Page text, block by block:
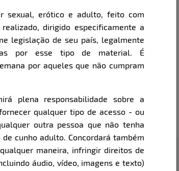
sexual, erótico e adulto, feito com
dirigido especificamente a
legislação de seu país, legalmente
por esse tipo de material. É
por aqueles que não cumpram
plena responsabilidade sobre a
qualquer tipo de acesso - ou
outra pessoa que não tenha
cunho adulto. Concordará também
maneira, infringir direitos de
áudio, vídeo, imagens e texto)